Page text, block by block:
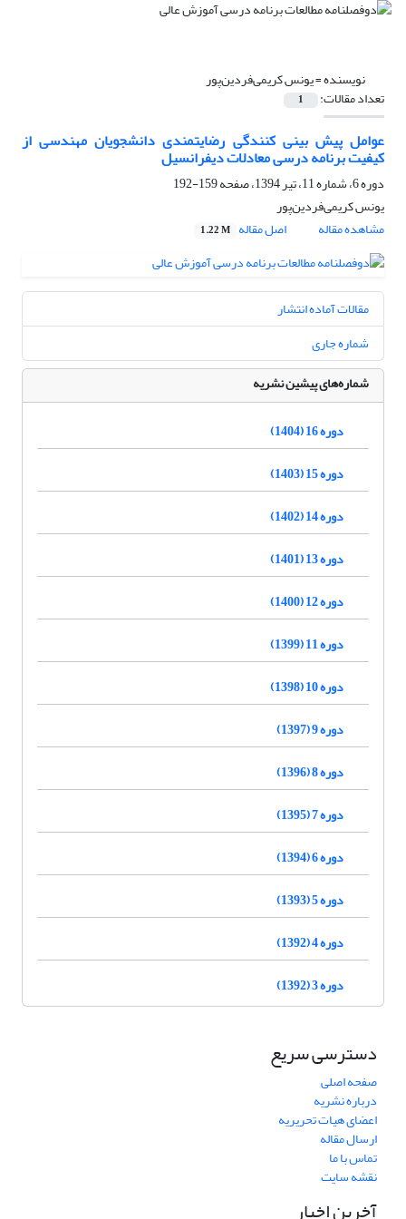
نویسنده =یونس کریمی‌فردین‌پور
تعداد مقالات: 1
عوامل پیش بینی کنندگی رضایتمندی دانشجویان مهندسی از
کیفیت برنامه درسی معادلات دیفرانسیل
دوره 6، شماره 11، تیر 1394، صفحه
159-192
یونس کریمی‌فردین‌پور
مشاهده مقاله
اصل مقاله 1.22 M
مقالات آماده انتشار
شماره جاری
شماره‌های پیشین نشریه
دوره 16 (1404)
دوره 15 (1403)
دوره 14 (1402)
دوره 13 (1401)
دوره 12 (1400)
دوره 11 (1399)
دوره 10 (1398)
دوره 9 (1397)
دوره 8 (1396)
دوره 7 (1395)
دوره 6 (1394)
دوره 5 (1393)
دوره 4 (1392)
دوره 3 (1392)
دسترسی سریع
صفحه اصلی
درباره نشریه
اعضای هیات تحریریه
ارسال مقاله
تماس با ما
نقشه سایت
آخرین اخبار